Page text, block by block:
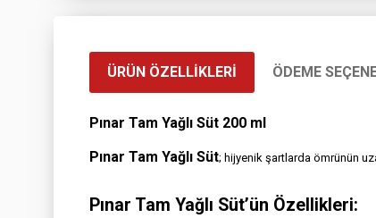
ÜRÜN ÖZELLIKLERI ÖDEME
Pınar Tam Yağlı Süt 200 ml
Pınar Tam Yağlı Süt; hijyenik şartlarda ömrünün
Pınar Tam Yağlı Süt’ün Özellikleri: